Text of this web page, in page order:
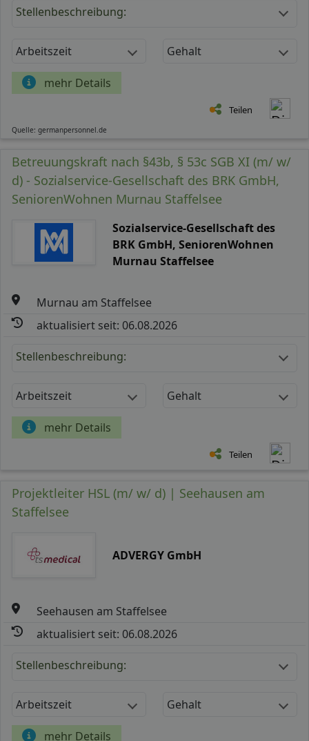
Stellenbeschreibung:
Arbeitszeit Gehalt
mehr Details
Teilen
Quelle: germanpersonnel.de
Betreuungskraft nach §43b, § 53c SGB XI (m/ w/
d) - Sozialservice-Gesellschaft des BRK GmbH,
SeniorenWohnen Murnau Staffelsee
Sozialservice-Gesellschaft des
BRK GmbH, SeniorenWohnen
Murnau Staffelsee
Murnau am Staffelsee
aktualisiert seit: 06.08.2026
Stellenbeschreibung:
Arbeitszeit Gehalt
mehr Details
Teilen
Projektleiter HSL (m/ w/ d) | Seehausen am
Staffelsee
ADVERGY GmbH
Seehausen am Staffelsee
aktualisiert seit: 06.08.2026
Stellenbeschreibung:
Arbeitszeit Gehalt
mehr Details